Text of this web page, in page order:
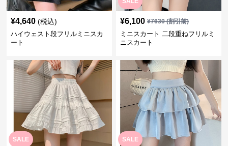
¥4,640 (税込)
ハイウェスト段フリルミニスカ
ート
¥6,100 ¥7630(割引前)
ミニスカート 二段重ねフリルミ
ニスカート
SALE SALE